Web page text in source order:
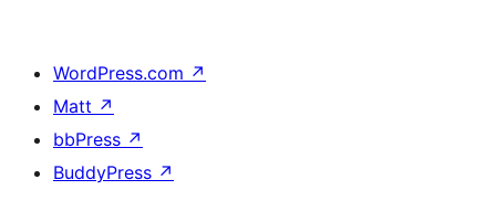
WordPress.com ↗
Matt ↗
bbPress ↗
BuddyPress ↗